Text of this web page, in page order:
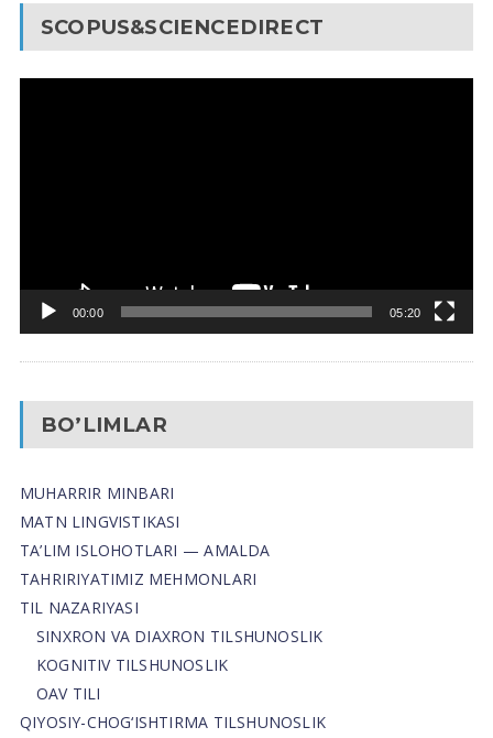
SCOPUS&SCIENCEDIRECT
00:00 05:20
BO’LIMLAR
MUHARRIR MINBARI
MATN LINGVISTIKASI
TA’LIM ISLOHOTLARI — AMALDA
TAHRIRIYATIMIZ MEHMONLARI
TIL NAZARIYASI
SINXRON VA DIAXRON TILSHUNOSLIK
KOGNITIV TILSHUNOSLIK
OAV TILI
QIYOSIY-CHOG‘ISHTIRMA TILSHUNOSLIK